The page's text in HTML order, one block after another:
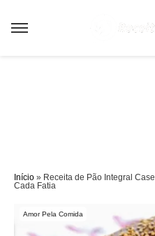
Início » Receita de Pão Integral
Cada Fatia
Amor Pela Comida